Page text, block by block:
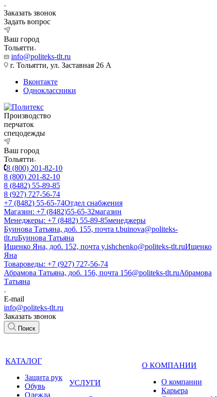
Заказать звонок
Задать вопрос
Ваш город
Тольятти
info@politeks-tlt.ru
г. Тольятти, ул. Заставная 26 А
Вконтакте
Одноклассники
Производство
перчаток
спецодежды
Ваш город
Тольятти
8 (800) 201-82-10
8 (800) 201-82-10
8 (8482) 55-89-85
8 (927) 727-56-74
+7 (8482) 55-65-74Отдел снабжения
Магазин: +7 (8482)55-65-32магазин
Менеджеры: +7 (8482) 55-89-85менеджеры
Буинова Татьяна, доб. 155, почта t.buinova@politeks-
tlt.ruБуинова Татьяна
Ищенко Яна, доб. 152, почта y.ishchenko@politeks-tlt.ruИщенко
Яна
Товароведы: +7 (927) 727-56-74
Абрамова Татьяна, доб. 156, почта 156@politeks-tlt.ruАбрамова
Татьяна
E-mail
info@politeks-tlt.ru
Заказать звонок
Поиск
КАТАЛОГ
Защита рук
Обувь
Одежда
УСЛУГИ
О КОМПАНИИ
О компании
Карьера